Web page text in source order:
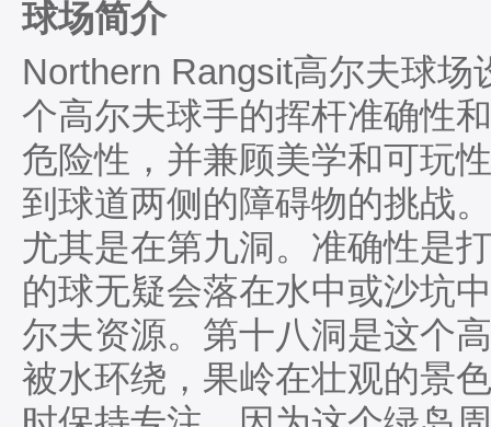
球场简介
Northern Rangsit高尔夫球
个高尔夫球手的挥杆准确性
危险性，并兼顾美学和可玩
到球道两侧的障碍物的挑战
尤其是在第九洞。准确性是
的球无疑会落在水中或沙坑
尔夫资源。第十八洞是这个
被水环绕，果岭在壮观的景